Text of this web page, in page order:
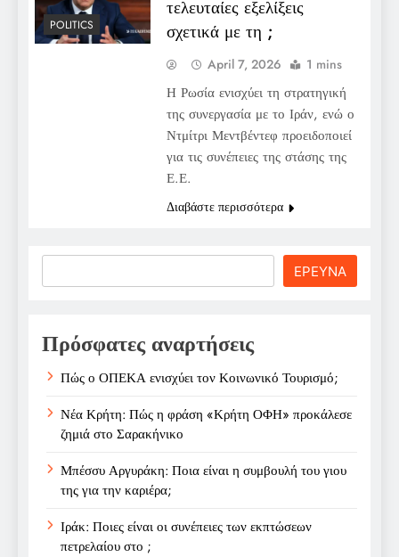
POLITICS
τελευταίες εξελίξεις
σχετικά με τη ;
April 7, 2026 1 mins
Η Ρωσία ενισχύει τη στρατηγική
της συνεργασία με το Ιράν, ενώ ο
Ντμίτρι Μεντβέντεφ προειδοποιεί
για τις συνέπειες της στάσης της
Ε.Ε.
Διαβάστε περισσότερα
ΕΡΕΥΝΑ
Πρόσφατες αναρτήσεις
Πώς ο ΟΠΕΚΑ ενισχύει τον Κοινωνικό Τουρισμό;
Νέα Κρήτη: Πώς η φράση «Κρήτη ΟΦΗ» προκάλεσε
ζημιά στο Σαρακήνικο
Μπέσσυ Αργυράκη: Ποια είναι η συμβουλή του γιου
της για την καριέρα;
Ιράκ: Ποιες είναι οι συνέπειες των εκπτώσεων
πετρελαίου στο ;